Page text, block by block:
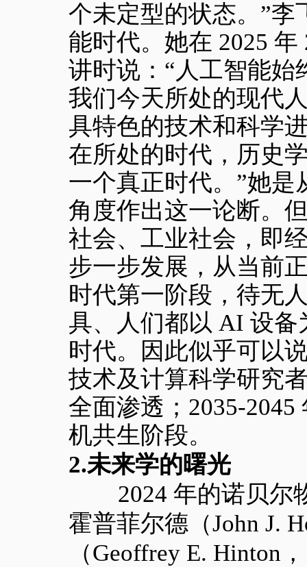
个未定型的状态。”
能时代。她在 2025
讲时说：“人工智能
我们今天所处的现代
具特色的技术和科学
在所处的时代，历史
一个真正时代。”她
角度作出这一论断。
社会、工业社会，即
步一步发展，从当前
时代第一阶段，待无
具、人们都以 AI 设
时代。因此似乎可以
技术及计算科学研究
全面渗透；2035-
机共生阶段。
2.未来学的曙光
2024 年的诺贝尔物
霍普菲尔德（John J.
（Geoffrey E. Hinton